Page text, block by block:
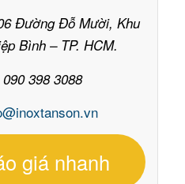
Đường Đỗ Mười, Khu
Bình – TP. HCM.
090 398 3088
giá nhanh